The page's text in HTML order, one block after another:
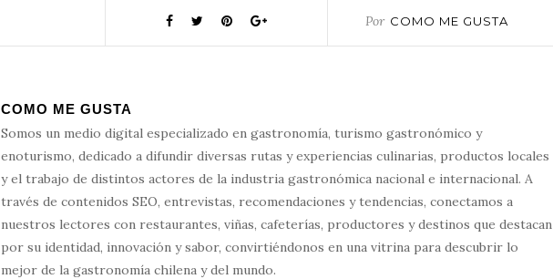
Por COMO ME GUSTA
COMO ME GUSTA
Somos un medio digital especializado en gastronomía, turismo gastronómico y
enoturismo, dedicado a difundir diversas rutas y experiencias culinarias, productos locales
y el trabajo de distintos actores de la industria gastronómica nacional e internacional. A
través de contenidos SEO, entrevistas, recomendaciones y tendencias, conectamos a
nuestros lectores con restaurantes, viñas, cafeterías, productores y destinos que destacan
por su identidad, innovación y sabor, convirtiéndonos en una vitrina para descubrir lo
mejor de la gastronomía chilena y del mundo.